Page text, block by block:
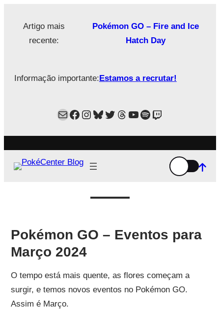
Artigo mais
recente:
Pokémon GO – Fire and Ice
Hatch Day
Informação importante:Estamos a recrutar!
MailFacebook
Instagram
Bluesky
Twitter
Estamos no Threads!
YouTube
Spotify
Twitch
Pokémon GO – Eventos para
Março 2024
O tempo está mais quente, as flores começam a
surgir, e temos novos eventos no Pokémon GO.
Assim é Março.